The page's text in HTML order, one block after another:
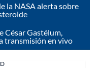
la NASA alerta sobre
César Gastélum,
transmisión en vivo